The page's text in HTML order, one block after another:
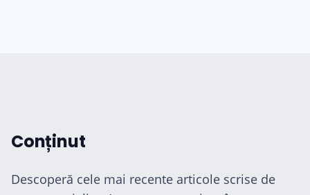
Conținut
Descoperă cele mai recente articole scrise de